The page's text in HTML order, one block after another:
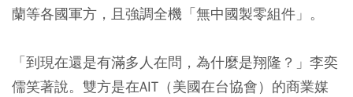
蘭等各國軍方，且強調全機「無中國製零組件」。
「到現在還是有滿多人在問，為什麼是翔隆？」李奕
儒笑著說。雙方是在AIT（美國在台協會）的商業媒